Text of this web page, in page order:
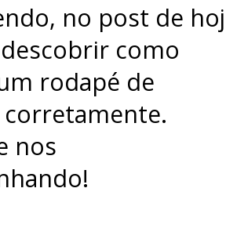
no post de
como
rodapé de
nos